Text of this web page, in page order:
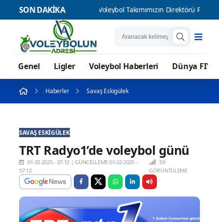
SON DAKİKA
Kadın Voleybol Takımımızın Direktörü Pelin Çelik oldu Gloria
Genel Ligler Voleybol Haberleri Dünya
Haberler Savaş Eskigülek
SAVAŞ ESKIGÜLEK
TRT Radyo1’de voleybol günü
01.02.2025 - 07:12 |GÜNCELLEME:01.02.2025 -
07:12
59
GÖRÜNTÜLEME